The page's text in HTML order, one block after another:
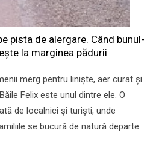
pista de alergare. Când bunul-
la marginea pădurii
merg pentru liniște, aer curat și
Felix este unul dintre ele. O
de localnici și turiști, unde
se bucură de natură departe